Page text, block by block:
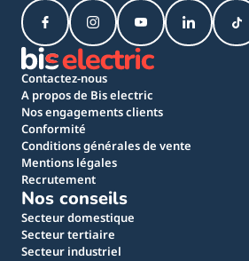
Contactez-nous
A propos de Bis electric
Nos engagements clients
Conformité
Conditions générales de vente
Mentions légales
Recrutement
Nos conseils
Secteur domestique
Secteur tertiaire
Secteur industriel